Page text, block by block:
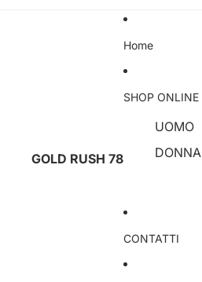
GOLD RUSH 78
Home
SHOP ONLINE
UOMO
DONNA
CONTATTI